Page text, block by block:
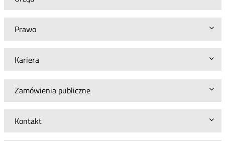
Prawo
Kariera
Zamówienia publiczne
Kontakt
sposobu
nieruchomości